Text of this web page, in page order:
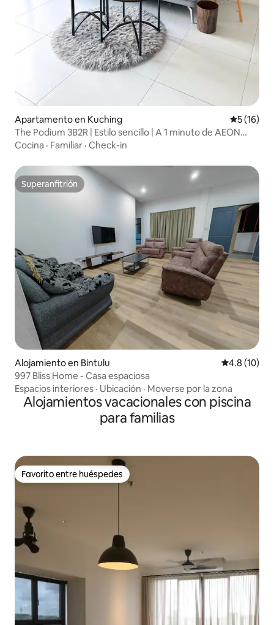
Apartamento en Kuching
5 (16)
The Podium 3B2R | Estilo sencillo | A 1 minuto de AEON
MALL
Cocina · Familiar · Check-in
Superanfitrión
Superanfitrión
Alojamiento en Bintulu Calificación
4.8 (10)
997 Bliss Home - Casa espaciosa
Espacios interiores · Ubicación · Moverse por la zona
Alojamientos vacacionales con piscina
para familias
Favorito entre huéspedes
Favorito entre huéspedes